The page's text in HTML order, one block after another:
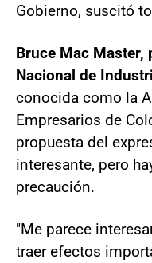
Gobierno, suscitó
Bruce Mac Master,
Nacional de
conocida como la
Empresarios de
propuesta del
interesante, pero
precaución.
"Me parece
traer efectos